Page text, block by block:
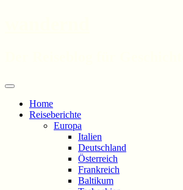
Menü
springen
Home
Reiseberichte
Europa
Italien
Deutschland
Österreich
Frankreich
Baltikum